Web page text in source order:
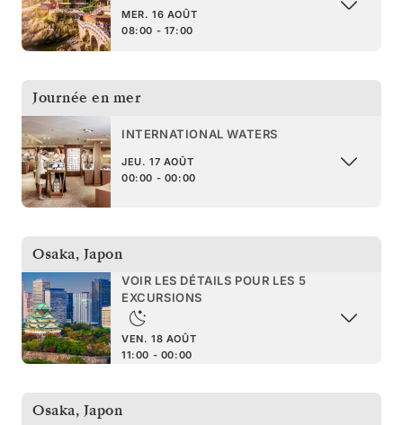
MER. 16 AOÛT
08:00 - 17:00
Journée en mer
INTERNATIONAL WATERS
JEU. 17 AOÛT
00:00 - 00:00
Osaka, Japon
VOIR LES DÉTAILS POUR LES 5
EXCURSIONS
VEN. 18 AOÛT
11:00 - 00:00
Osaka, Japon